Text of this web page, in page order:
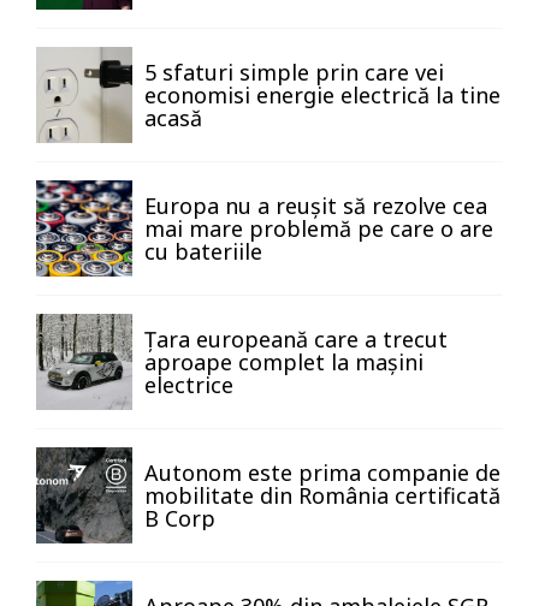
5 sfaturi simple prin care vei
economisi energie electrică la tine
acasă
Europa nu a reușit să rezolve cea
mai mare problemă pe care o are
cu bateriile
Țara europeană care a trecut
aproape complet la mașini
electrice
Autonom este prima companie de
mobilitate din România certificată
B Corp